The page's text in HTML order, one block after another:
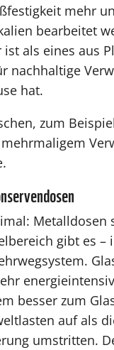
mehr
bearbeitet
als eines aus
nachhaltige
hat.
zum
Metalldosen
gibt es –
besser zum
auf als
umstritten.